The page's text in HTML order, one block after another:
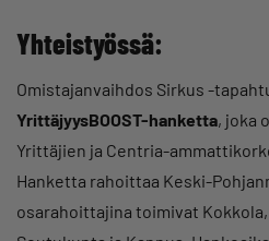
Yhteistyössä:
Omistajanvaihdos Sirkus -
YrittäjyysBOOST-hanketta, joka
Yrittäjien ja Centria-
Hanketta rahoittaa Keski-
osarahoittajina toimivat